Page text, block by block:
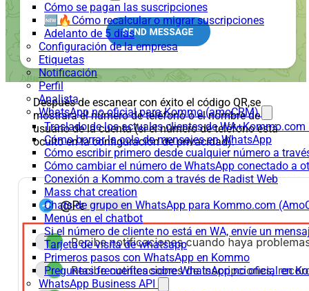
Cómo se pagan las suscripciones
🆕🔥Cómo recalcular o migrar suscripciones
Adelanto de 5 días
Configuración de la empresa
Etiquetas
Notificación
Perfil
Analista
WhatsApp no oficial para Kommo (amoCRM)
Traslado de los actuales clientes de
Cómo borrar la cola de mensajes en WhatsApp
Cómo escribir primero desde cualquier número a
Cómo cambiar el número de WhatsApp conectado a
Conexión a Kommo.com a través de Radist Web
Mass chat creation
Chats de grupo en WhatsApp para Kommo.com
Menús en el chatbot
Si el número de cliente no está en WA, envíe un
Tarjeta de visita de whatsapp
Primeros pasos con WhatsApp en Kommo
Preguntas frecuentes sobre WhatsApp no oficial en
WhatsApp Business API
Después de escanear con éxito el código QR,se
mostrará el número de teléfono o el nombre de
usuario de la cuenta (si el número de teléfono está
oculto en la configuración de privacidad).